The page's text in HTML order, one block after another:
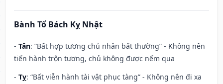
Bành Tổ Bách Kỵ Nhật
- Tân: “Bất hợp tương chủ nhân bất thường” - Không nên
tiến hành trộn tương, chủ không được nếm qua
- Tỵ: “Bất viễn hành tài vật phục tàng” - Không nên đi xa